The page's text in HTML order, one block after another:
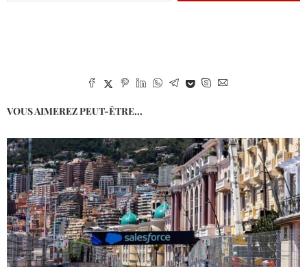
VOUS AIMEREZ PEUT-ÊTRE...